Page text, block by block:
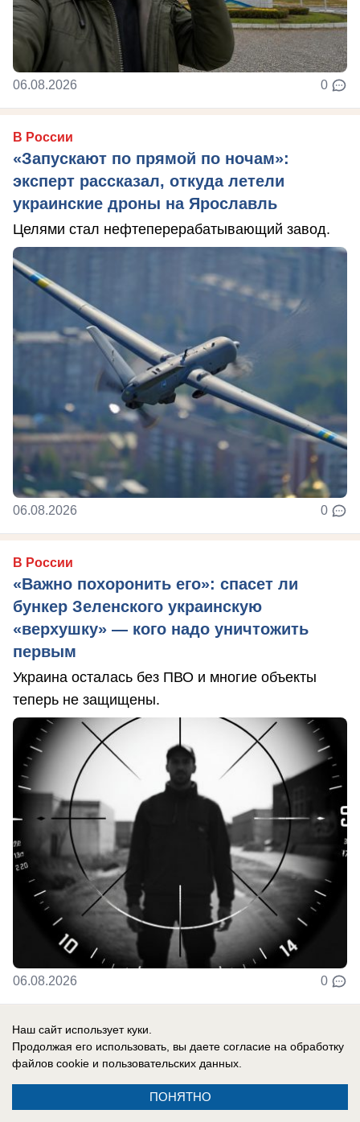
06.08.2026 0
В России
«Запускают по прямой по ночам»:
эксперт рассказал, откуда летели
украинские дроны на Ярославль
Целями стал нефтеперерабатывающий завод.
06.08.2026 0
В России
«Важно похоронить его»: спасет ли
бункер Зеленского украинскую
«верхушку» — кого надо уничтожить
первым
Украина осталась без ПВО и многие объекты
теперь не защищены.
06.08.2026 0
В России
Ракетчики из КНДР готовы ударить по
корейского сотрудничества
Наш сайт использует куки.
Продолжая его использовать, вы даете согласие на обработку
файлов cookie и пользовательских данных.
ПОНЯТНО